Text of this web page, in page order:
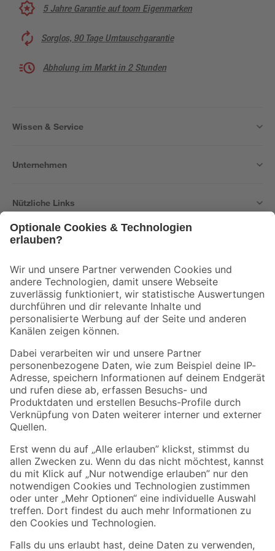
5 Jahre Garantie auf toom Eigenmarken
Sorglos, 90 Tage Umtauschgarantie
Abholung im Markt in 2 Stunden
Wissen & Service
Unternehmen
Nützliche Links
Der toom Newsletter: Keine Angebote und Aktionen mehr verpassen!
Zur Newsletter Anmeldung
Folge uns
Zahlungsarten Versandarten
Sicher einkaufen
Jetzt die toom-App herunterladen